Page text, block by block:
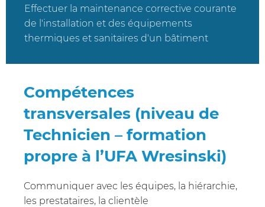
Effectuer la maintenance corrective courante
de l'installation et des équipements
thermiques et sanitaires d'un bâtiment
Compétences
transversales (niveau de
Technicien – formation
propre à l’UFA Wresinski)
Communiquer avec les équipes, la hiérarchie,
les prestataires, la clientèle